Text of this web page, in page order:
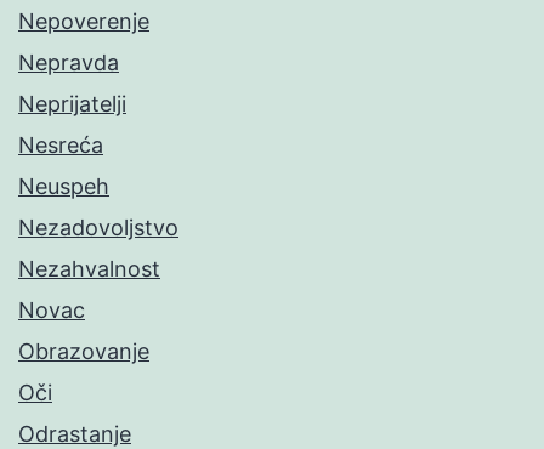
Nepoverenje
Nepravda
Neprijatelji
Nesreća
Neuspeh
Nezadovoljstvo
Nezahvalnost
Novac
Obrazovanje
Oči
Odrastanje